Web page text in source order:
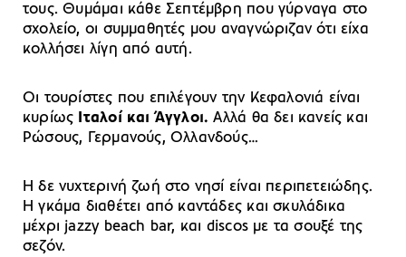
τους. Θυμάμαι κάθε Σεπτέμβρη που γύρναγα στο
σχολείο, οι συμμαθητές μου αναγνώριζαν ότι είχα
κολλήσει λίγη από αυτή.
Οι τουρίστες που επιλέγουν την Κεφαλονιά είναι
κυρίως Ιταλοί και Άγγλοι. Αλλά θα δει κανείς και
Ρώσους, Γερμανούς, Ολλανδούς…
Η δε νυχτερινή ζωή στο νησί είναι περιπετειώδης.
Η γκάμα διαθέτει από καντάδες και σκυλάδικα
μέχρι jazzy beach bar, και discos με τα σουξέ της
σεζόν.